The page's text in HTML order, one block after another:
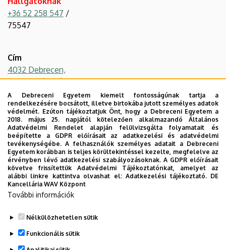
+36 52 258 547 /
75547
Cím
4032 Debrecen,
Böszörményi út 138.
Campus
DE Böszörményi úti
Campus
Központi
telefonszám
+36 52 508 444
Weboldal
https://econ.unideb.hu
Legutóbbi frissítés: 2025. 09. 10. 08:11
A Debreceni Egyetem kiemelt fontosságúnak tartja a
rendelkezésére bocsátott, illetve birtokába jutott személyes adatok
védelmét. Ezúton tájékoztatjuk Önt, hogy a Debreceni Egyetem a
2018. május 25. napjától kötelezően alkalmazandó Általános
Adatvédelmi Rendelet alapján felülvizsgálta folyamatait és
beépítette a GDPR előírásait az adatkezelési és adatvédelmi
tevékenységébe. A felhasználók személyes adatait a Debreceni
Egyetem korábban is teljes körültekintéssel kezelte, megfelelve az
érvényben lévő adatkezelési szabályozásoknak. A GDPR előírásait
követve frissítettük Adatvédelmi Tájékoztatónkat, amelyet az
alábbi linkre kattintva olvashat el:Adatkezelési tájékoztató. DE
Kancellária WAV Központ
További információk
Nélkülözhetetlen sütik
Funkcionális sütik